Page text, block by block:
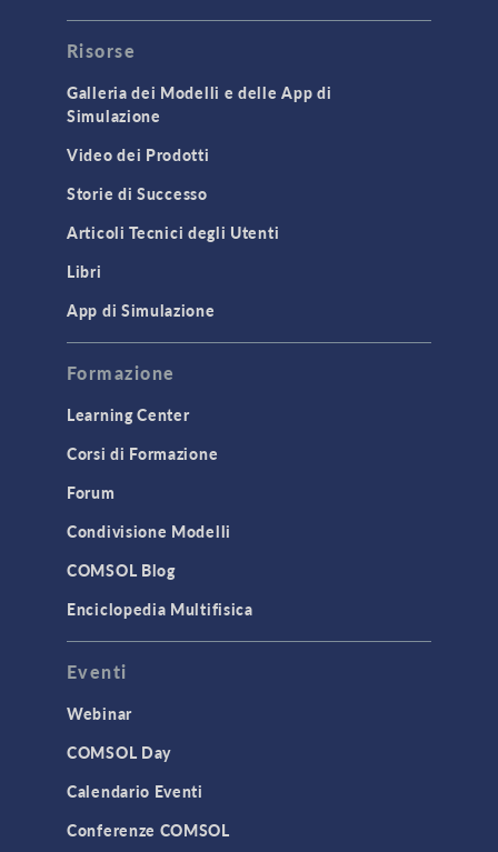
Risorse
Galleria dei Modelli e delle App di
Simulazione
Video dei Prodotti
Storie di Successo
Articoli Tecnici degli Utenti
Libri
App di Simulazione
Formazione
Learning Center
Corsi di Formazione
Forum
Condivisione Modelli
COMSOL Blog
Enciclopedia Multifisica
Eventi
Webinar
COMSOL Day
Calendario Eventi
Conferenze COMSOL